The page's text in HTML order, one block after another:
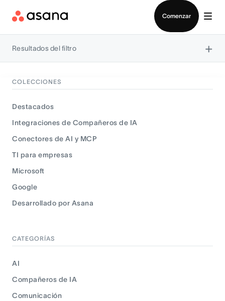
Comenzar
Resultados del filtro ×
COLECCIONES
Destacados
Integraciones de Compañeros de IA
Conectores de AI y MCP
TI para empresas
Microsoft
Google
Desarrollado por Asana
CATEGORÍAS
AI
Compañeros de IA
Comunicación